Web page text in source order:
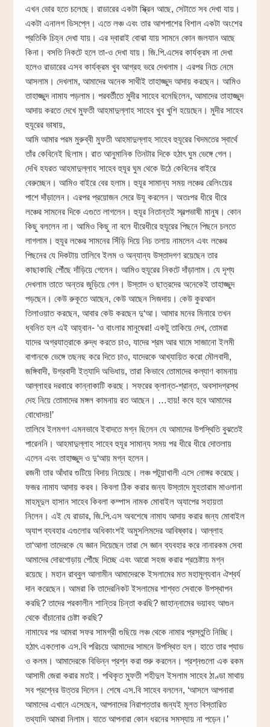
এখন ভোর হতে চলেছে। রাডারের একটা স্ক্রিন আছে, সেটাতে সব দেখা যায়।
একটা এনালগ ডিসপ্লে। এতে লঞ্চ এবং তার আশপাশের বিশাল একটা অংশের
প্রতিকি চিহ্ন দেখা যায়। এর দ্বারাই বোঝা যায় সামনে কোন জলযান আছে
কিনা। বসতি নিকটে হলে তা-ও দেখা যায়। জি.পি.এসের কার্যক্রম না দেখা
হলেও রাডারের এসব কার্যক্রম খুব আগ্রহ ভরে দেখলাম। এরপর নিচে নেমে
আসলাম। দেখলাম, আমাদের অনেক সাথীই তাহাজ্জুদ আদায় করছেন। আমিও
তাহাজ্জুদ নামায পড়লাম। পরবর্তীতে মুদীর সাহেব বলেছিলেন, আমাদের তাহাজ্জুদ
আদায় করতে দেখে মুফতী আহমাদুল্লাহ সাহেব খুব খুশি হয়েছেন। মুদীর সাহেব
হুযূরের ভাষায়,
আমি আমার পরম মুরুব্বী মুফতী আহমাদুল্লাহ সাহেব হুযূরের খিদমতের স্বার্থে
তাঁর কেবিনেই ছিলাম। রাত আনুমানিক তিনটার দিকে হঠাৎ ঘুম ভেঙ্গে গেল।
দেখি হযরত আহমাদুল্লাহ সাহেব হুযূর ঘুম থেকে উঠে কেবিনের বাইরে
বেরুচ্ছেন। আমিও বাইরে বের হলাম। হুযূর সামান্য সময় লঞ্চের রেলিংয়ের
পাশে দাঁড়ালেন। এরপর প্রয়োজন সেরে উযূ করলেন। অতঃপর ধীরে ধীরে
লঞ্চের সামনের দিকে এগুতে লাগলেন। হুযূর নিতান্তই স্বল্পভাষী মানুষ। কোন
কিছু বললেন না। আমিও কিছু না বলে ধীরেধীরে হুযূরের পিছনে পিছনে চলতে
লাগলাম। হুযূর লঞ্চের সামনের সিঁড়ি দিয়ে নিচ তলায় নামলেন এবং লঞ্চের
পিছনের যে দিকটায় তালিবে ইলম ও অন্যান্য উস্তাদগণ রয়েছেন তার
কাছাকাছি পৌঁছে দাঁড়িয়ে গেলেন। আমিও হুযূরের নিকটে দাঁড়ালাম। যে দৃশ্য
দেখলাম তাতে অন্তর জুড়িয়ে গেল। উস্তাদ ও ছাত্রদের অনেকেই তাহাজ্জুদ
পড়ছেন। কেউ রুকূতে আছেন, কেউ আছেন সিজদায়। কেউ কুরআন
তিলাওয়াত করছেন, আবার কেউ করছেন দু‘আ। আমার মনের মিনারে তখন
ধ্বনিত হল এই আহ্বান- ‘ও বাংলার মানুষেরা! একটু তাকিয়ে দেখ, তোমরা
যাদের অগ্রযাত্রাকে রুদ্ধ করতে চাও, যাদের শ্রম আর ঘামে সাজানো ইলমী
বাগানকে ভেঙ্গে তছনছ করে দিতে চাও, যাদেরকে আখ্যায়িত করো মৌলবাদী,
জঙ্গিবাদী, উগ্রবাদী ইত্যাদি অভিধায়, তারা কিভাবে তোমাদের কল্যাণ কামনায়
আল্লাহর দরবারে কান্নাকাটি করছে। সফরের ক্লান্ত-শ্রান্ত, অবসাদগ্রস্থ
দেহ নিয়ে তোমাদের মঙ্গল কামনায় রত আছেন। …হায়! কবে হবে আমাদের
বোধোদয়!’
তালিবে ইলমগণ এমনভাবে ইবাদতে মগ্ন ছিলেন যে আমাদের উপস্থিতি বুঝতেই
পারেননি। আহমাদুল্লাহ সাহেব হুযূর সামান্য সময় পর ধীরে ধীরে দোতলায়
এলেন এবং তাহাজ্জুদ ও দু‘আয় মগ্ন হলেন।
রজনী তার আঁধার গুটিয়ে বিদায় নিয়েছে। লঞ্চ পটুয়াখালী এসে নোঙ্গর করেছে।
ফজর নামায আদায় করব। কিবলা ঠিক করার জন্য উস্তাদে মুহতারাম মাওলানা
মাহমূদুল হাসান সাহেব কিবলা কম্পাস নামক মোবাইল অ্যাপের সহায়তা
নিলেন। এই যে রাডার, জি.পি.এস অবশেষে নামায আদায় করার জন্য মোবাইল
অ্যাপ ব্যবহার এগুলোর অধিকাংশই অমুসলিমদের আবিষ্কার। আল্লাহ
তা‘আলা তাদেরকে যে জ্ঞান দিয়েছেন তারা সে জ্ঞান ব্যবহার করে নানারকম সেবা
আমাদের দোরগোড়ায় পৌঁছে দিচ্ছে এবং আরো সহজ করার প্রচেষ্টায় মগ্ন
রয়েছে। মহান রাব্বুল আলামীন আমাদেরকে ইসলামের মত মহামূল্যবান ঐশ্বর্য
দান করেছেন। আমরা কি তাদেরনিকট ইসলামের শাশ্বত সেবাকে উপস্থাপন
করছি? তাদের পরকালীন শান্তির চিন্তা করছি? জাহান্নামের ভয়াবহ আগুন
থেকে বাঁচানোর চেষ্টা করছি?
নামাযের পর আমরা সফর সামগ্রী গুছিয়ে লঞ্চ থেকে নামার প্রস্তুতি নিচ্ছি।
হঠাৎ একলোক এস.বি পরিচয়ে আমাদের সামনে উপস্থিত হল। হাতে তার প্যাড
ও কলম। আমাদেরকে বিভিন্ন প্রশ্ন করা শুরু করলেন। প্রশ্নগুলো এক রকম
আসামী জেরা করার মতই। পথিকৃত মুফতী শহীদুল ইসলাম সাহেব ঠাণ্ডা মাথায়
সব প্রশ্নের উত্তর দিলেন। শেষে এস.বি সাহেব বললেন, ‘আসলে আপনারা
আমাদের এখানে এসেছেন, আপনাদের নিরাপত্তার জন্যই মূলত বিস্তারিত
তথ্যাদি আমরা নিলাম। যাতে আপনারা কোন ধরনের সমস্যায় না পড়েন।’